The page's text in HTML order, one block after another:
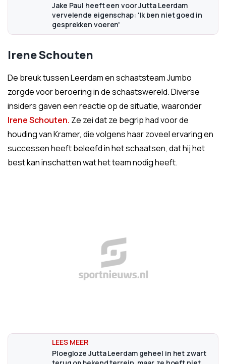
Jake Paul heeft een voor Jutta Leerdam
vervelende eigenschap: 'Ik ben niet goed in
gesprekken voeren'
Irene Schouten
De breuk tussen Leerdam en schaatsteam Jumbo
zorgde voor beroering in de schaatswereld. Diverse
insiders gaven een reactie op de situatie, waaronder
Irene Schouten. Ze zei dat ze begrip had voor de
houding van Kramer, die volgens haar zoveel ervaring en
successen heeft beleefd in het schaatsen, dat hij het
best kan inschatten wat het team nodig heeft.
Ploegloze Jutta Leerdam geheel in het zwart